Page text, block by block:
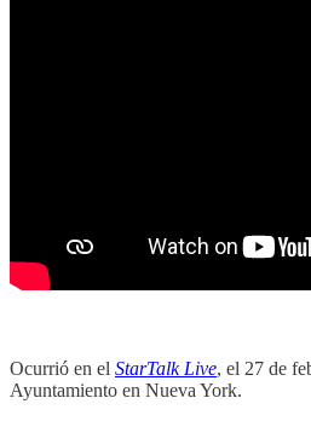
Ocurrió en el StarTalk Live, el 27 de
Ayuntamiento en Nueva York.